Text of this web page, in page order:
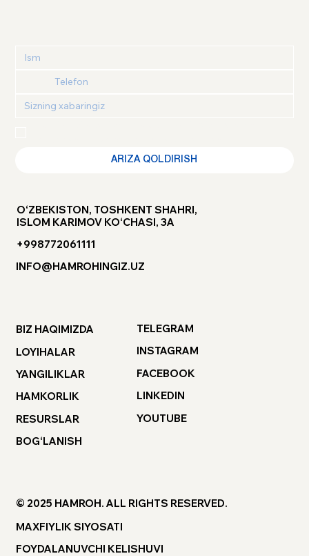
ARIZA QOLDIRISH
O‘ZBEKISTON, TOSHKENT SHAHRI,
ISLOM KARIMOV KO‘CHASI, 3A
+998772061111
INFO@HAMROHINGIZ.UZ
BIZ HAQIMIZDA
LOYIHALAR
YANGILIKLAR
HAMKORLIK
RESURSLAR
BOG‘LANISH
TELEGRAM
INSTAGRAM
FACEBOOK
LINKEDIN
YOUTUBE
© 2025 HAMROH. ALL RIGHTS RESERVED.
MAXFIYLIK SIYOSATI
FOYDALANUVCHI KELISHUVI